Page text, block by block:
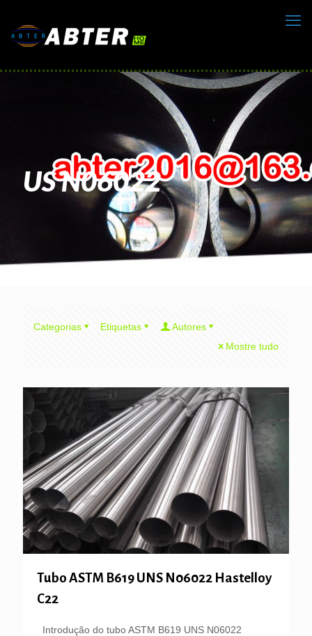
US N06022
Categorias Etiquetas
Autores
Mostre tudo
Tubo ASTM B619 UNS N06022 Hastelloy
C22
Introdução do tubo ASTM B619 UNS N06022